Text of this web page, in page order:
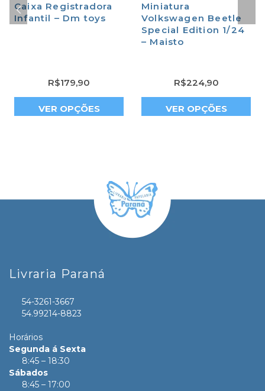
Caixa Registradora
Infantil – Dm toys
R$179,90
VER OPÇÕES
Miniatura
Volkswagen Beetle
Special Edition 1/24
– Maisto
R$224,90
VER OPÇÕES
Livraria Paraná
54-3261-3667
54.99214-8823
Horários
Segunda á Sexta
8:45 – 18:30
Sábados
8:45 – 17:00